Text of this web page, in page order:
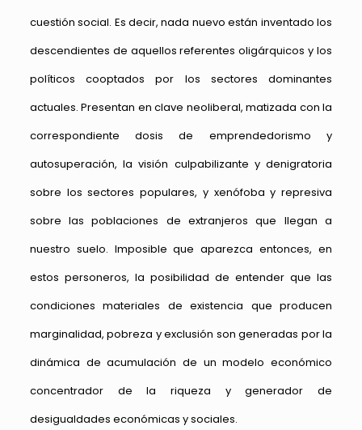
cuestión social. Es decir, nada nuevo están inventado los
descendientes de aquellos referentes oligárquicos y los
políticos cooptados por los sectores dominantes
actuales. Presentan en clave neoliberal, matizada con la
correspondiente dosis de emprendedorismo y
autosuperación, la visión culpabilizante y denigratoria
sobre los sectores populares, y xenófoba y represiva
sobre las poblaciones de extranjeros que llegan a
nuestro suelo. Imposible que aparezca entonces, en
estos personeros, la posibilidad de entender que las
condiciones materiales de existencia que producen
marginalidad, pobreza y exclusión son generadas por la
dinámica de acumulación de un modelo económico
concentrador de la riqueza y generador de
desigualdades económicas y sociales.